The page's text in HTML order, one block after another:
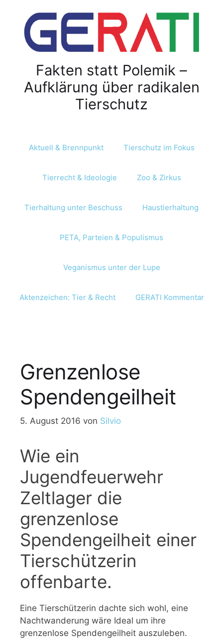
Fakten statt Polemik –
Aufklärung über radikalen
Tierschutz
Aktuell & Brennpunkt Tierschutz im Fokus
Tierrecht & Ideologie Zoo & Zirkus
Tierhaltung unter Beschuss Haustierhaltung
PETA, Parteien & Populismus
Veganismus unter der Lupe
Aktenzeichen: Tier & Recht GERATI Kommentar
Grenzenlose
Spendengeilheit
5. August 2016 von Silvio
Wie ein
Jugendfeuerwehr
Zeltlager die
grenzenlose
Spendengeilheit einer
Tierschützerin
offenbarte.
Eine Tierschützerin dachte sich wohl, eine
Nachtwanderung wäre Ideal um ihre
grenzenlose Spendengeilheit auszuleben.